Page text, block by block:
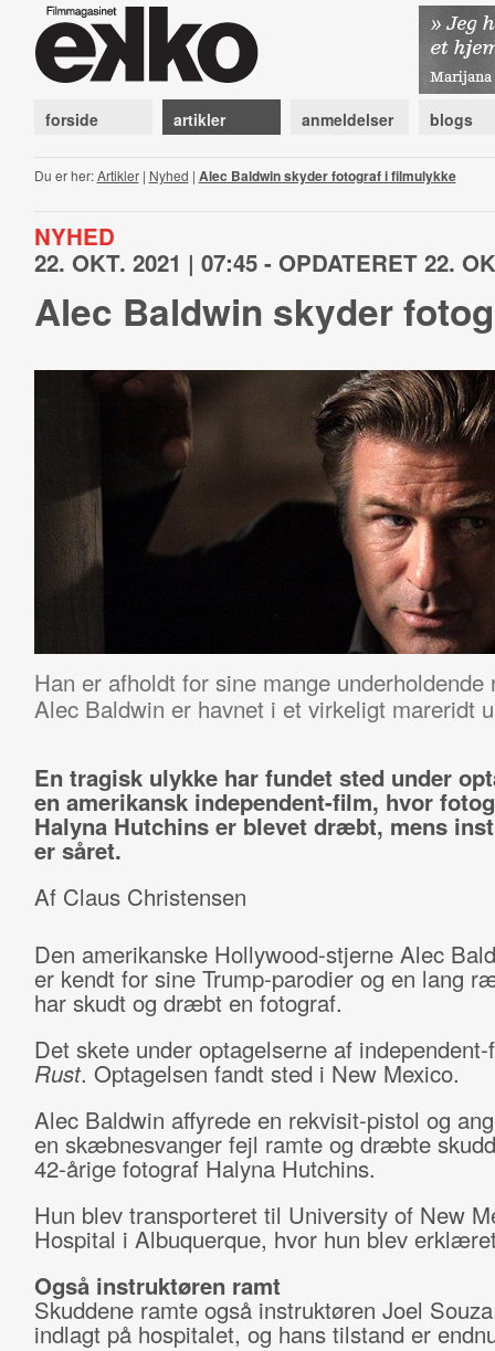
forside artikler anmeldelser blogs
Du er her:Artikler| Nyhed | Alec Baldwin skyder fotograf i filmulykke
NYHED
22. OKT. 2021 | 07:45 - OPDATERET 22.
Alec Baldwin skyder
Han er afholdt for sine mange
Alec Baldwin er havnet i et virkeligt mareridt
En tragisk ulykke har fundet sted under
en amerikansk independent-film, hvor
Halyna Hutchins er blevet dræbt, mens
er såret.
Af Claus Christensen
Den amerikanske Hollywood-stjerne Alec
er kendt for sine Trump-parodier og en lang
har skudt og dræbt en fotograf.
Det skete under optagelserne af independent-
Rust. Optagelsen fandt sted i New Mexico.
Alec Baldwin affyrede en rekvisit-pistol og
en skæbnesvanger fejl ramte og dræbte
42-årige fotograf Halyna Hutchins.
Hun blev transporteret til University of New
Hospital i Albuquerque, hvor hun blev
Også instruktøren ramt
Skuddene ramte også instruktøren Joel
indlagt på hospitalet, og hans tilstand er